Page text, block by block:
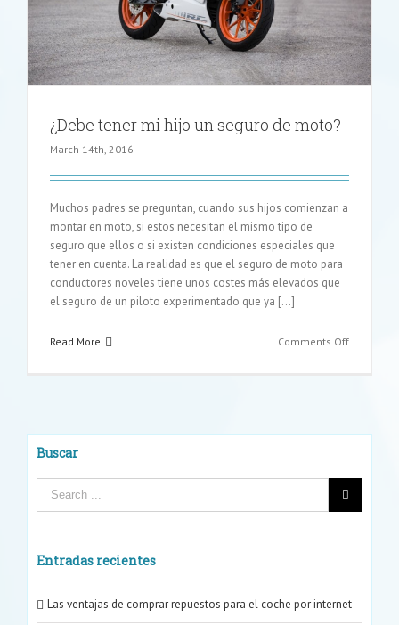
¿Debe tener mi hijo un seguro de moto?
March 14th, 2016
Muchos padres se preguntan, cuando sus hijos comienzan a
montar en moto, si estos necesitan el mismo tipo de
seguro que ellos o si existen condiciones especiales que
tener en cuenta. La realidad es que el seguro de moto para
conductores noveles tiene unos costes más elevados que
el seguro de un piloto experimentado que ya [...]
Read More Comments Offon
Buscar
Entradas recientes
Las ventajas de comprar repuestos para el coche por internet